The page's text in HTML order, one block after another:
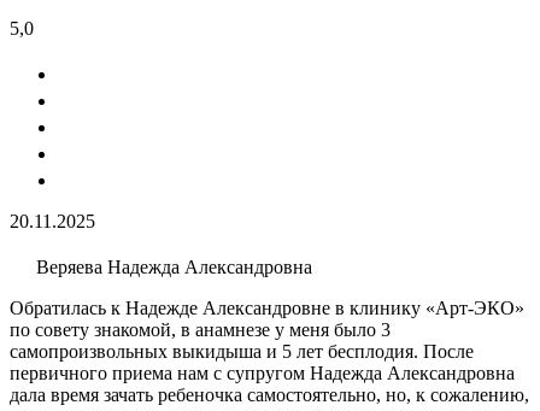
5,0
20.11.2025
Веряева Надежда Александровна
Обратилась к Надежде Александровне в клинику «Арт-ЭКО»
по совету знакомой, в анамнезе у меня было 3
самопроизвольных выкидыша и 5 лет бесплодия​. После
первичного приема нам с супругом Надежда Александровна
дала время зачать ребеночка самостоятельно, но, к сожалению,